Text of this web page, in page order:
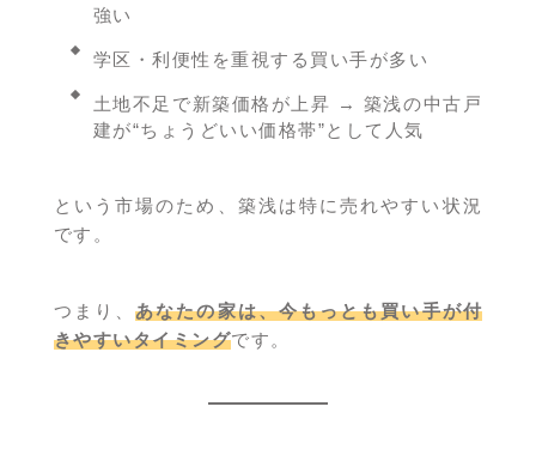
強い
学区・利便性を重視する買い手が多い
土地不足で新築価格が上昇 → 築浅の中古戸
建が“ちょうどいい価格帯”として人気
という市場のため、築浅は特に売れやすい状況
です。
つまり、あなたの家は、今もっとも買い手が付
きやすいタイミングです。